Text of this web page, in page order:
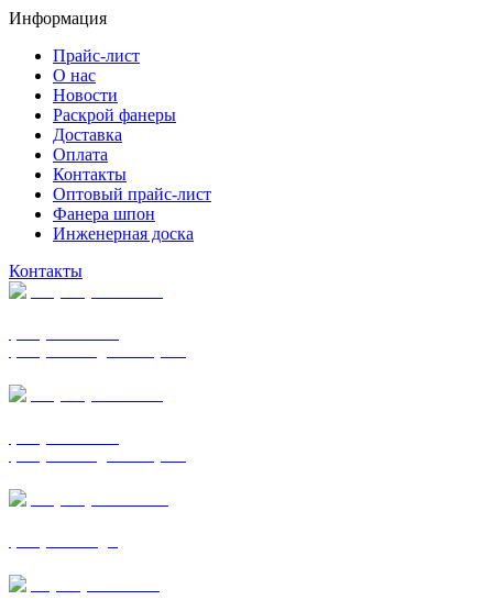
Информация
Прайс-лист
О нас
Новости
Раскрой фанеры
Доставка
Оплата
Контакты
Оптовый прайс-лист
Фанера шпон
Инженерная доска
Контакты